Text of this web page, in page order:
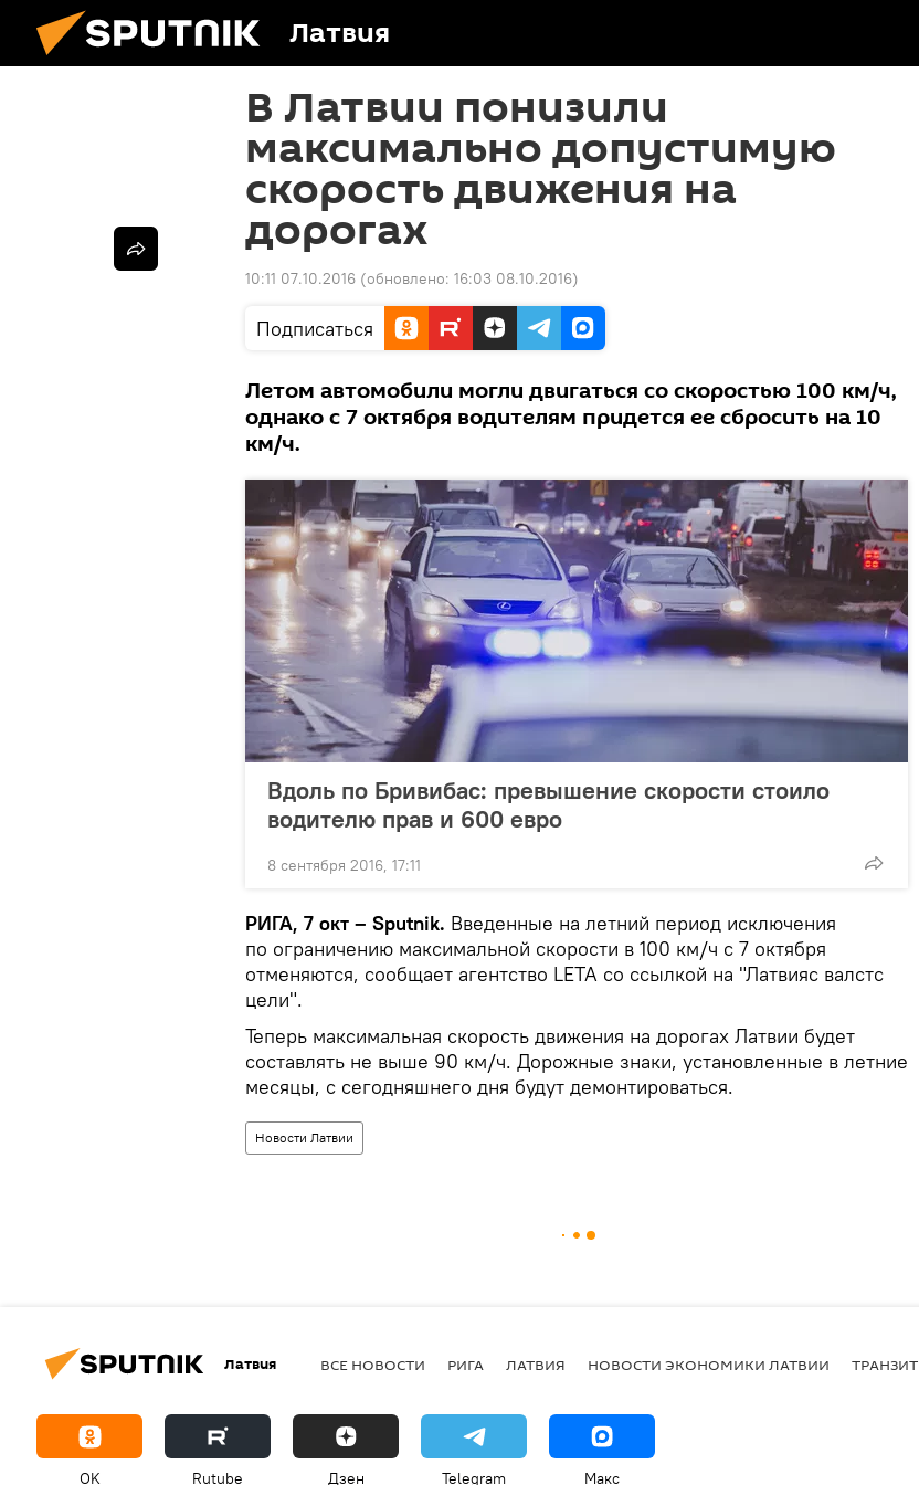
Латвия
В Латвии понизили
максимально допустимую
скорость движения на
дорогах
10:11 07.10.2016 (обновлено: 16:03 08.10.2016)
Подписаться
Летом автомобили могли двигаться со скоростью 100 км/ч,
однако с 7 октября водителям придется ее сбросить на 10
км/ч.
Вдоль по Бривибас: превышение скорости стоило
водителю прав и 600 евро
8 сентября 2016, 17:11
РИГА, 7 окт – Sputnik. Введенные на летний период исключения
по ограничению максимальной скорости в 100 км/ч с 7 октября
отменяются, сообщает агентство LETA со ссылкой на "Латвияс валстс
цели".
Теперь максимальная скорость движения на дорогах Латвии будет
составлять не выше 90 км/ч. Дорожные знаки, установленные в летние
месяцы, с сегодняшнего дня будут демонтироваться.
Новости Латвии
Латвия ВСЕ НОВОСТИ РИГА ЛАТВИЯ НОВОСТИ ЭКОНОМИКИ ЛАТВИИ ТРАНЗИТ
OK Rutube Дзен Telegram Макс